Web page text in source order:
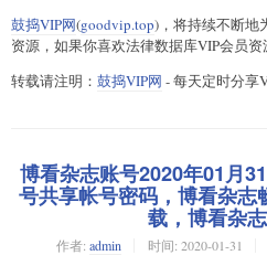
鼓捣VIP网(goodvip.top)，将持续不断地
资源，如果你喜欢法律数据库VIP会员
转载请注明： 鼓捣VIP网 - 每天定时分享
博看杂志账号2020年01月
号共享帐号密码，博看杂
载，博看杂
作者: admin 时间: 2020-01-31